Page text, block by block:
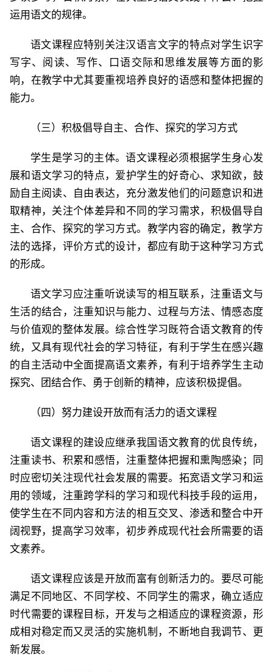
运用语文的规律。
语文课程应特别关注汉语言文字的特点对学生识字
写字、阅读、写作、口语交际和思维发展等方面的影
响，在教学中尤其要重视培养良好的语感和整体把握的
能力。
（三）积极倡导自主、合作、探究的学习方式
学生是学习的主体。语文课程必须根据学生身心发
展和语文学习的特点，爱护学生的好奇心、求知欲，鼓
励自主阅读、自由表达，充分激发他们的问题意识和进
取精神，关注个体差异和不同的学习需求，积极倡导自
主、合作、探究的学习方式。教学内容的确定，教学方
法的选择，评价方式的设计，都应有助于这种学习方式
的形成。
语文学习应注重听说读写的相互联系，注重语文与
生活的结合，注重知识与能力、过程与方法、情感态度
与价值观的整体发展。综合性学习既符合语文教育的传
统，又具有现代社会的学习特征，有利于学生在感兴趣
的自主活动中全面提高语文素养，有利于培养学生主动
探究、团结合作、勇于创新的精神，应该积极提倡。
（四）努力建设开放而有活力的语文课程
语文课程的建设应继承我国语文教育的优良传统，
注重读书、积累和感悟，注重整体把握和熏陶感染；同
时应密切关注现代社会发展的需要。拓宽语文学习和运
用的领域，注重跨学科的学习和现代科技手段的运用，
使学生在不同内容和方法的相互交叉、渗透和整合中开
阔视野，提高学习效率，初步养成现代社会所需要的语
文素养。
语文课程应该是开放而富有创新活力的。要尽可能
满足不同地区、不同学校、不同学生的需求，确立适应
时代需要的课程目标，开发与之相适应的课程资源，形
成相对稳定而又灵活的实施机制，不断地自我调节、更
新发展。